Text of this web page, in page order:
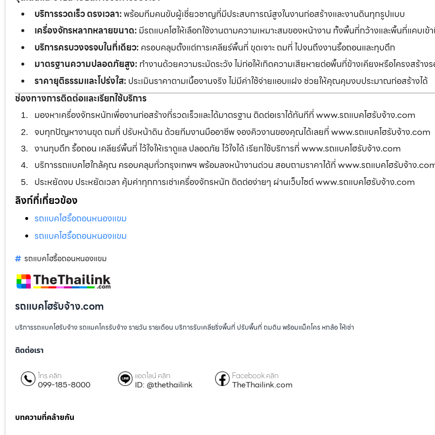
บริการรวดเร็ว ตรงเวลา:พร้อมทีมคนขับผู้เชี่ยวชาญที่มีประสบการณ์สูงในงานก่อสร้างและงานดินทุกรูปแบบ
เครื่องจักรหลากหลายขนาด: มีรถแบคโฮให้เลือกใช้งานตามความเหมาะสมของหน้างาน ทั้งพื้นที่กว้างและพื้นที่แคบเข้
บริการครบวงจรจบในที่เดียว: ครอบคลุมตั้งแต่การเคลียร์พื้นที่ ขุดเจาะ ถมที่ ไปจนถึงงานรื้อถอนและทุบตึก
มาตรฐานความปลอดภัยสูง: ทำงานด้วยความระมัดระวัง ไม่ก่อให้เกิดความเสียหายต่อพื้นที่ข้างเคียงหรือโครงสร้าง
ราคายุติธรรมและโปร่งใส: ประเมินราคาตามเนื้องานจริง ไม่มีค่าใช้จ่ายแอบแฝง ช่วยให้คุณคุมงบประมาณก่อสร้างได้
ช่องทางการติดต่อและเรียกใช้บริการ
มองหาเครื่องจักรหนักเพื่องานก่อสร้างที่รวดเร็วและได้มาตรฐาน ติดต่อเราได้ทันทีที่ www.รถแบคโฮรับจ้าง.com
จบทุกปัญหางานขุด ถมที่ ปรับหน้าดิน ด้วยทีมงานมืออาชีพ จองคิวงานของคุณได้เลยที่ www.รถแบคโฮรับจ้าง.com
งานทุบตึก รื้อถอน เคลียร์พื้นที่ ไว้ใจให้เราดูแล ปลอดภัย ไว้ใจได้ เรียกใช้บริการที่ www.รถแบคโฮรับจ้าง.com
บริการรถแบคโฮใกล้คุณ ครอบคลุมทั่วกรุงเทพฯ พร้อมลงหน้างานด่วน สอบถามราคาได้ที่ www.รถแบคโฮรับจ้าง
ประหยัดงบ ประหยัดเวลา คุ้มค่าทุกการเช่าเครื่องจักรหนัก ติดต่อง่ายๆ ผ่านเว็บไซต์ www.รถแบคโฮรับจ้าง.com
ลิงก์ที่เกี่ยวข้อง
รถแบคโฮรื้อถอนหนองแขม
รถแบคโฮรื้อถอนหนองแขม
รถแบคโฮรื้อถอนหนองแขม
รถแบคโฮรับจ้าง.com
บริการรถแบคโฮรับจ้าง รถแมคโครรับจ้าง รายวัน รายเดือน บริการรับเคลียริ่งพื้นที่ ปรับพื้นที่ ถมดิน พร้อมแม็คโคร หกล้อ ให้เช่า
ติดต่อเรา
โทร คลิก
099-185-8000
แอดไลน์ คลิก
ID: @thethailink
Facebook คลิก
TheThailink.com
บทความที่คล้ายกัน